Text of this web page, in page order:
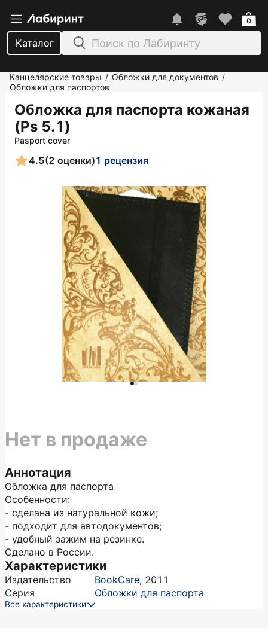
Каталог
0
Канцелярские товары / Обложки для документов /
Обложки для паспортов
Обложка для паспорта кожаная
(Ps 5.1)
Pasport cover
4.5(2 оценки)1 рецензия
Аннотация
Обложка для паспорта
Особенности:
- сделана из натуральной кожи;
- подходит для автодокументов;
- удобный зажим на резинке.
Сделано в России.
Характеристики
Издательство BookCare, 2011
Серия
Обложки для паспорта
Все характеристики
Нет в продаже